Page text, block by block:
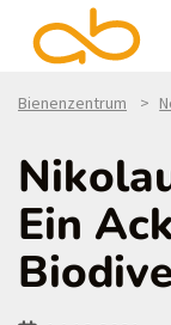
Bienenzentrum
Ein